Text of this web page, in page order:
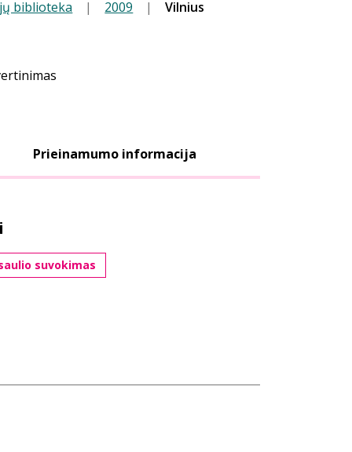
biblioteka
| 2009 | Vilnius
Prieinamumo informacija
suvokimas